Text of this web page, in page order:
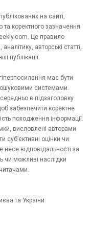
на сайті,
коректного зазначення
Це правило
авторські статті,
публікації.
має бути
системами.
в підзаголовку
забезпечити коректне
походження інформації.
висловлені авторами
суб’єктивні оцінки чи
несе відповідальності за
чи можливі наслідки
та України